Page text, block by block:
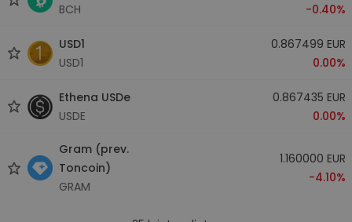
BCH
-0.40%
USD1
USD1
0.867499 EUR
0.00%
Ethena USDe
USDE
0.867435 EUR
0.00%
Gram (prev.
Toncoin)
GRAM
1.160000 EUR
-4.10%